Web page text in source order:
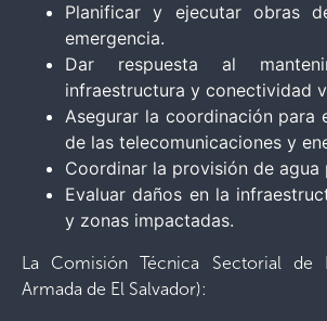
Planificar y ejecutar obras
emergencia.
Dar respuesta al
infraestructura y conectividad
Asegurar la coordinación para
de las telecomunicaciones y
Coordinar la provisión de agua
Evaluar daños en la
y zonas impactadas.
La Comisión Técnica Sectorial de
Armada de El Salvador):